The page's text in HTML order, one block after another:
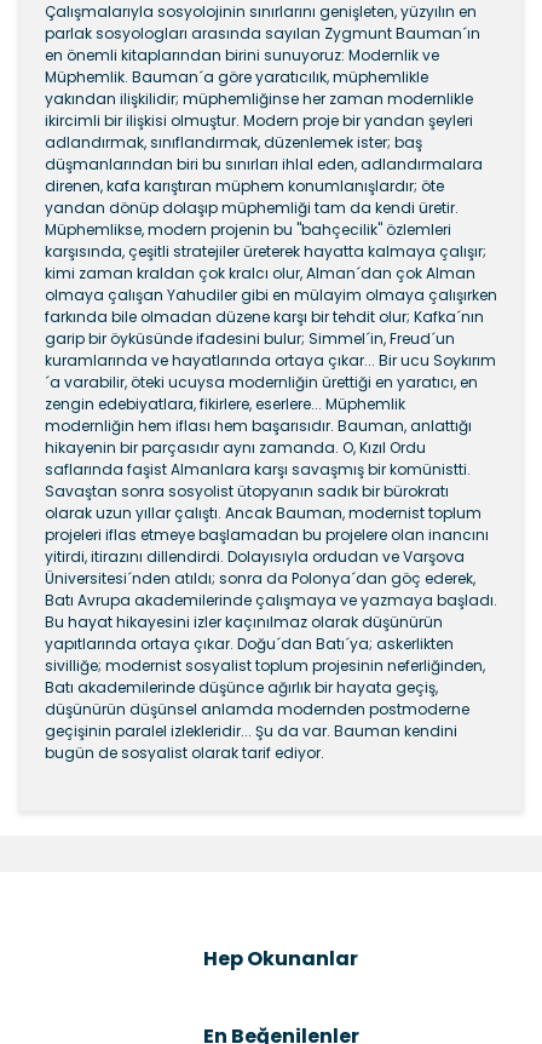
Çalışmalarıyla sosyolojinin sınırlarını genişleten, yüzyılın en
parlak sosyologları arasında sayılan Zygmunt Bauman´ın
en önemli kitaplarından birini sunuyoruz: Modernlik ve
Müphemlik. Bauman´a göre yaratıcılık, müphemlikle
yakından ilişkilidir; müphemliğinse her zaman modernlikle
ikircimli bir ilişkisi olmuştur. Modern proje bir yandan şeyleri
adlandırmak, sınıflandırmak, düzenlemek ister; baş
düşmanlarından biri bu sınırları ihlal eden, adlandırmalara
direnen, kafa karıştıran müphem konumlanışlardır; öte
yandan dönüp dolaşıp müphemliği tam da kendi üretir.
Müphemlikse, modern projenin bu "bahçecilik" özlemleri
karşısında, çeşitli stratejiler üreterek hayatta kalmaya çalışır;
kimi zaman kraldan çok kralcı olur, Alman´dan çok Alman
olmaya çalışan Yahudiler gibi en mülayim olmaya çalışırken
farkında bile olmadan düzene karşı bir tehdit olur; Kafka´nın
garip bir öyküsünde ifadesini bulur; Simmel´in, Freud´un
kuramlarında ve hayatlarında ortaya çıkar... Bir ucu Soykırım
´a varabilir, öteki ucuysa modernliğin ürettiği en yaratıcı, en
zengin edebiyatlara, fikirlere, eserlere... Müphemlik
modernliğin hem iflası hem başarısıdır. Bauman, anlattığı
hikayenin bir parçasıdır aynı zamanda. O, Kızıl Ordu
saflarında faşist Almanlara karşı savaşmış bir komünistti.
Savaştan sonra sosyolist ütopyanın sadık bir bürokratı
olarak uzun yıllar çalıştı. Ancak Bauman, modernist toplum
projeleri iflas etmeye başlamadan bu projelere olan inancını
yitirdi, itirazını dillendirdi. Dolayısıyla ordudan ve Varşova
Üniversitesi´nden atıldı; sonra da Polonya´dan göç ederek,
Batı Avrupa akademilerinde çalışmaya ve yazmaya başladı.
Bu hayat hikayesini izler kaçınılmaz olarak düşünürün
yapıtlarında ortaya çıkar. Doğu´dan Batı´ya; askerlikten
sivilliğe; modernist sosyalist toplum projesinin neferliğinden,
Batı akademilerinde düşünce ağırlık bir hayata geçiş,
düşünürün düşünsel anlamda modernden postmoderne
geçişinin paralel izlekleridir... Şu da var. Bauman kendini
bugün de sosyalist olarak tarif ediyor.
Ürün açıklamasında eksik bilgiler bulunuyor.
Hep Okunanlar
En Beğenilenler